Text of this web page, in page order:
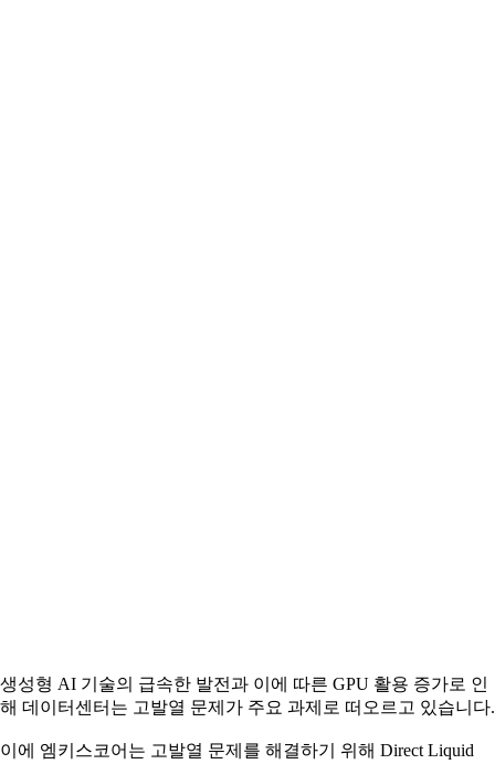
생성형 AI 기술의 급속한 발전과 이에 따른 GPU 활용 증가로 인
해 데이터센터는 고발열 문제가 주요 과제로 떠오르고 있습니다.
이에 엠키스코어는 고발열 문제를 해결하기 위해 Direct Liquid